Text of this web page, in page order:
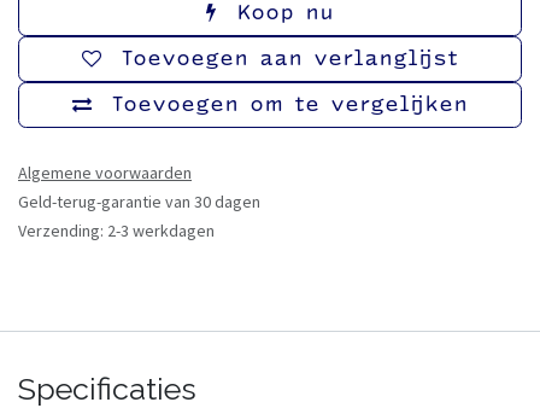
Koop nu
Toevoegen om te vergelijken
Toevoegen aan verlanglijst
Algemene voorwaarden
Geld-terug-garantie van 30 dagen
Verzending: 2-3 werkdagen
Specificaties